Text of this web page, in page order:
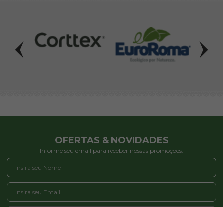
OFERTAS & NOVIDADES
Informe seu email para receber nossas promoções: